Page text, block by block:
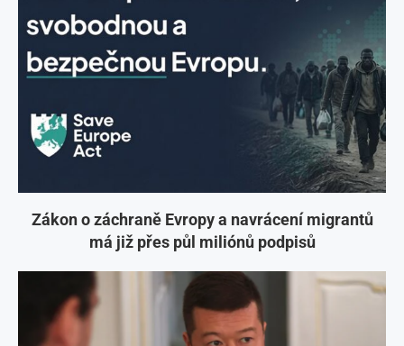
Zákon o záchraně Evropy a navrácení migrantů
má již přes půl miliónů podpisů